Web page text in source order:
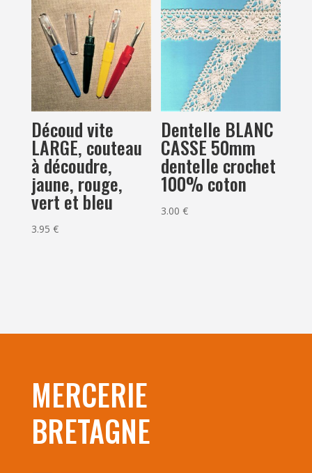
Découd vite
LARGE, couteau
à découdre,
jaune, rouge,
vert et bleu
3.95 €
Dentelle BLANC
CASSE 50mm
dentelle crochet
100% coton
3.00€
MERCERIE
BRETAGNE